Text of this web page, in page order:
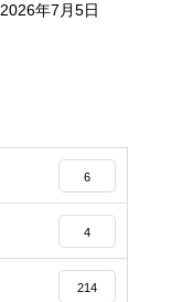
2026年7月5日
6
4
214